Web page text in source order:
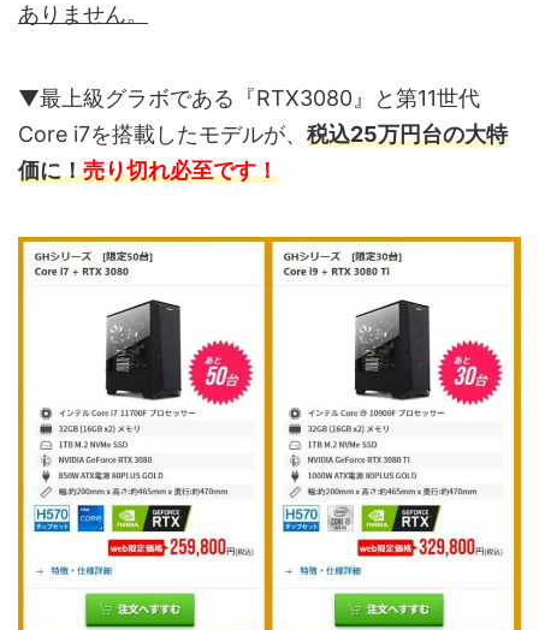
ありません。
▼最上級グラボである『RTX3080』と第11世代
Core i7を搭載したモデルが、 税込25万円台の大特
価に！売り切れ必至です！